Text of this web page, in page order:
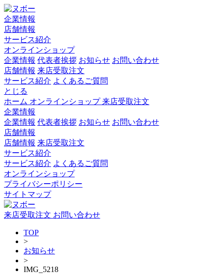
企業情報
店舗情報
サービス紹介
オンラインショップ
企業情報 代表者挨拶 お知らせ お問い合わせ
店舗情報 来店受取注文
サービス紹介 よくあるご質問
とじる
ホーム オンラインショップ来店受取注文
企業情報
企業情報 代表者挨拶 お知らせ お問い合わせ
店舗情報
店舗情報 来店受取注文
サービス紹介
サービス紹介 よくあるご質問
オンラインショップ
プライバシーポリシー
サイトマップ
来店受取注文 お問い合わせ
TOP
>
お知らせ
>
IMG_5218